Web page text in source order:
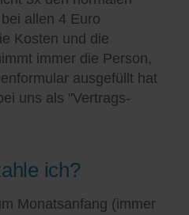
allen 4 Euro
Kosten und die
immer die Person,
ausgefüllt hat
uns als "Vertrags-
ich?
Monatsanfang (immer